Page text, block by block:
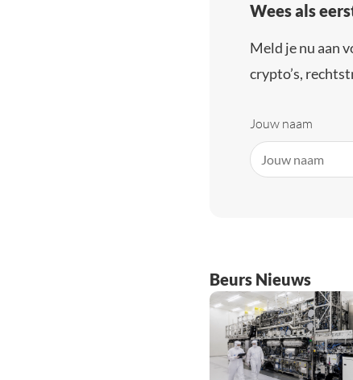
Wees als
Meld je nu aan
crypto’s,
Jouw naam
Beurs Nieuws